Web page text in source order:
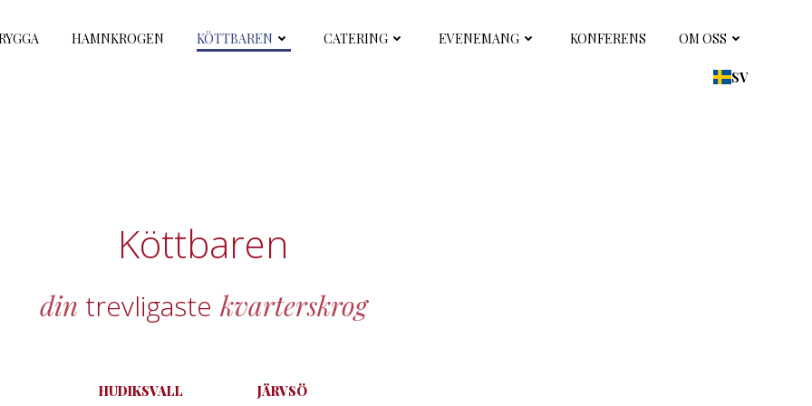
HAMNKROGEN KÖTTBAREN CATERING EVENEMANG KONFERENS OM OSS
SV
Köttbaren
din trevligaste kvarterskrog
HUDIKSVALL JÄRVSÖ